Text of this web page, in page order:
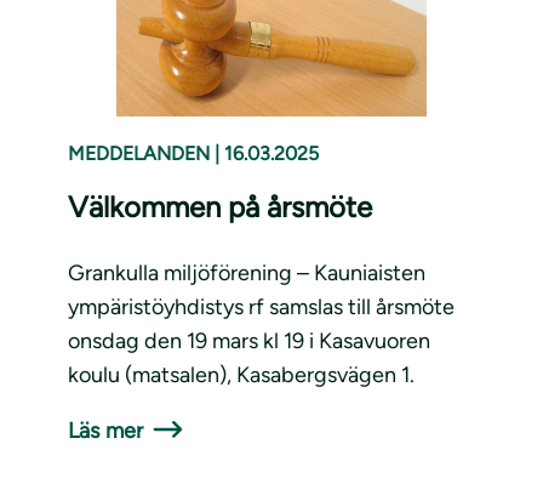
MEDDELANDEN 16.03.2025
Välkommen på årsmöte
Grankulla miljöförening – Kauniaisten
ympäristöyhdistys rf samslas till årsmöte
onsdag den 19 mars kl 19 i Kasavuoren
koulu (matsalen), Kasabergsvägen 1.
Läs mer